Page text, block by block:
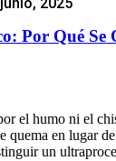
Por Qué Se
el humo ni el
quema en lugar
un